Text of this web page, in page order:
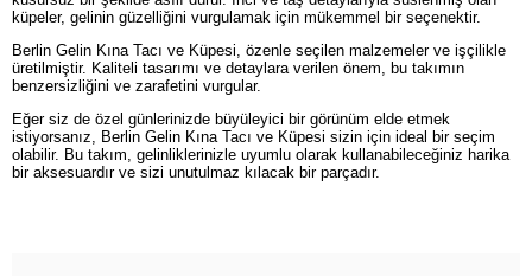
küpeler, gelinin güzelliğini vurgulamak için mükemmel bir seçenektir.
Berlin Gelin Kına Tacı ve Küpesi, özenle seçilen malzemeler ve işçilikle
üretilmiştir. Kaliteli tasarımı ve detaylara verilen önem, bu takımın
benzersizliğini ve zarafetini vurgular.
Eğer siz de özel günlerinizde büyüleyici bir görünüm elde etmek
istiyorsanız, Berlin Gelin Kına Tacı ve Küpesi sizin için ideal bir seçim
olabilir. Bu takım, gelinliklerinizle uyumlu olarak kullanabileceğiniz harika
bir aksesuardır ve sizi unutulmaz kılacak bir parçadır.